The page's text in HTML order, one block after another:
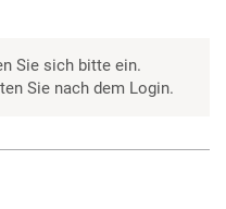
Sie sich bitte ein.
Sie nach dem Login.